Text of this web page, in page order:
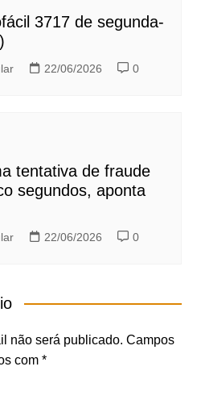
3717 de segunda-
22/06/2026 0
tentativa de fraude
segundos, aponta
22/06/2026 0
não será publicado. Campos
com *